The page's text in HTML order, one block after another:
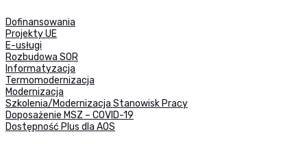
Dofinansowania
Projekty UE
E-usługi
Rozbudowa SOR
Informatyzacja
Termomodernizacja
Modernizacja
Szkolenia/Modernizacja Stanowisk Pracy
Doposażenie MSZ – COVID-19
Dostępność Plus dla AOS